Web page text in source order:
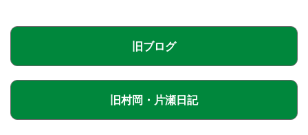
旧ブログ
旧村岡・片瀬日記